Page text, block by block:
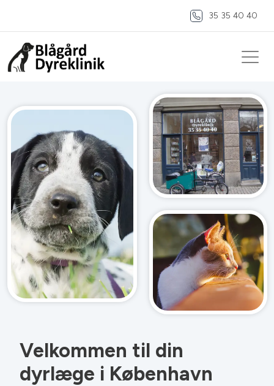
35 35 40 40
Velkommen til din
dyrlæge i København